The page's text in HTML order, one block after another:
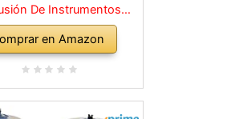
De Instrumentos
para Adultos
Instrumentos
batería (Color : 05)
en Amazon